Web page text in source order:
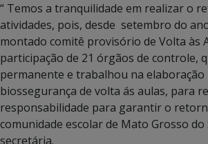
“ Temos a tranquilidade em realizar o
atividades, pois, desde setembro do
montado comitê provisório de Volta às
participação de 21 órgãos de controle,
permanente e trabalhou na
biossegurança de volta ás aulas, para
responsabilidade para garantir o
comunidade escolar de Mato Grosso do
secretária.